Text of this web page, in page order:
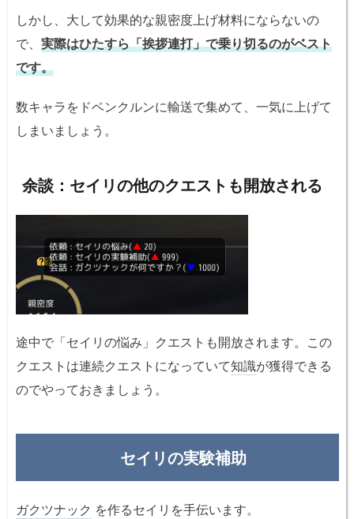
しかし、大して効果的な親密度上げ材料にならないの
で、 実際はひたすら「挨拶連打」で乗り切るのがベスト
です。
数キャラをドベンクルンに輸送で集めて、一気に上げて
しまいましょう。
余談：セイリの他のクエストも開放される
途中で「セイリの悩み」クエストも開放されます。この
クエストは連続クエストになっていて知識が獲得できる
のでやっておきましょう。
セイリの実験補助
ガクツナック を作るセイリを手伝います。